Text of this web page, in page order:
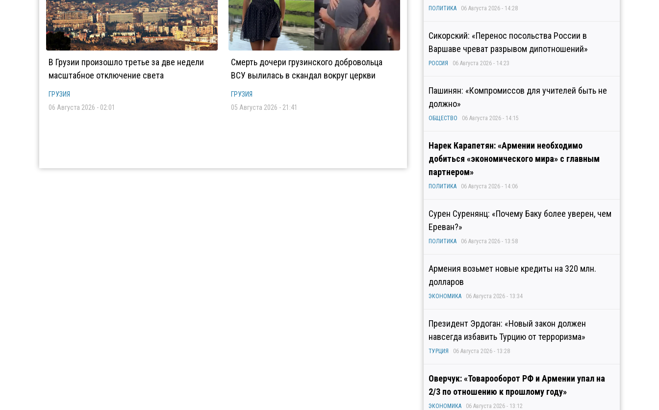
В Грузии произошло третье за две недели
масштабное отключение света
ГРУЗИЯ
06 Августа 2026 - 02:01
Смерть дочери грузинского добровольца
ВСУ вылилась в скандал вокруг церкви
ГРУЗИЯ
05 Августа 2026 - 21:41
ПОЛИТИКА 06 Августа 2026 - 14:28
Сикорский: «Перенос посольства России в
Варшаве чреват разрывом дипотношений»
РОССИЯ 06 Августа 2026 - 14:23
Пашинян: «Компромиссов для учителей быть не
должно»
ОБЩЕСТВО 06 Августа 2026 - 14:15
Нарек Карапетян: «Армении необходимо
добиться «экономического мира» с главным
партнером»
ПОЛИТИКА 06 Августа 2026 - 14:06
Сурен Суренянц: «Почему Баку более уверен, чем
Ереван?»
ПОЛИТИКА 06 Августа 2026 - 13:58
Армения возьмет новые кредиты на 320 млн.
долларов
ЭКОНОМИКА 06 Августа 2026 - 13:34
Президент Эрдоган: «Новый закон должен
навсегда избавить Турцию от терроризма»
ТУРЦИЯ 06 Августа 2026 - 13:28
Оверчук: «Товарооборот РФ и Армении упал на
2/3 по отношению к прошлому году»
ЭКОНОМИКА 06 Августа 2026 - 13:12